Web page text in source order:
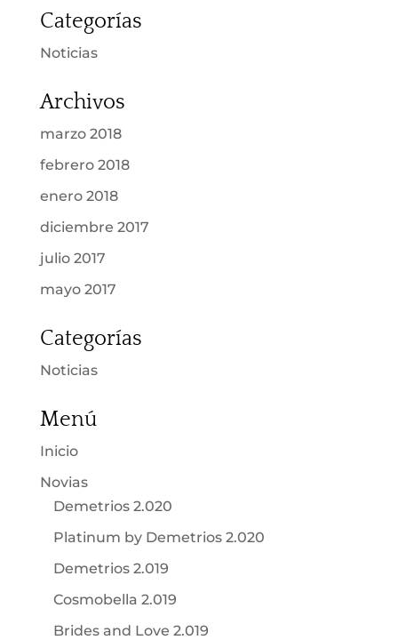
Categorías
Noticias
Archivos
marzo 2018
febrero 2018
enero 2018
diciembre 2017
julio 2017
mayo 2017
Categorías
Noticias
Menú
Inicio
Novias
Demetrios 2.020
Platinum by Demetrios 2.020
Demetrios 2.019
Cosmobella 2.019
Brides and Love 2.019